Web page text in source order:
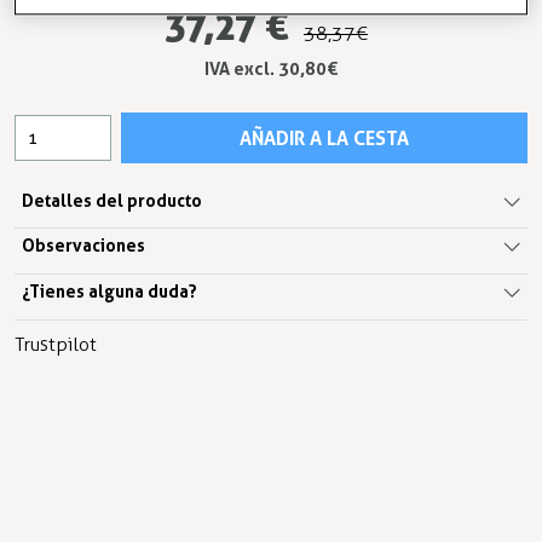
37,27 € 38,37 €
IVA excl. 30,80€
AÑADIR A LA CESTA
Detalles del producto
Observaciones
¿Tienes alguna duda?
Trustpilot